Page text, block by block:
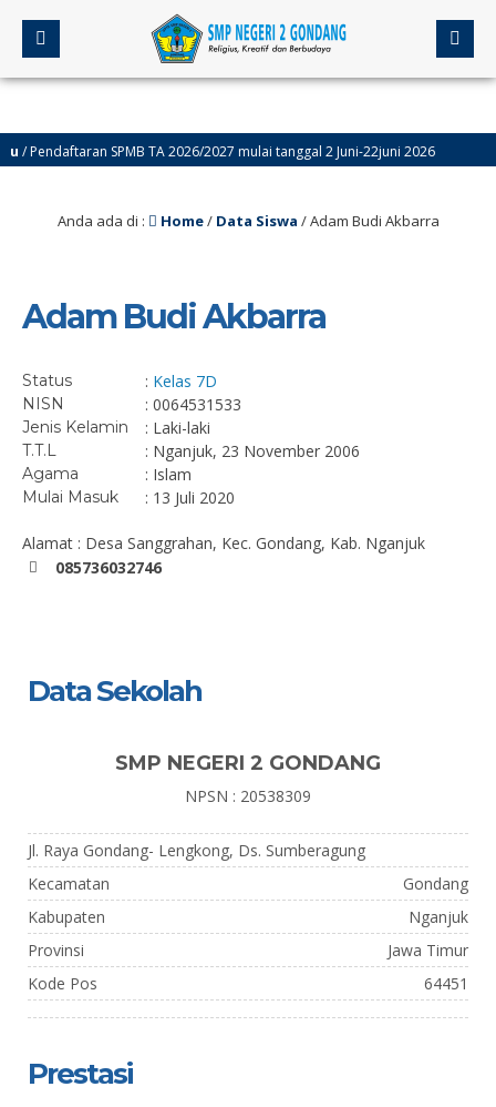
SPMB TA 2026/2027 mulai tanggal 2 Juni-22juni 2026
Anda ada di : Home/ Data Siswa /Adam Budi Akbarra
Adam Budi Akbarra
Status : Kelas 7D
NISN : 0064531533
Jenis Kelamin : Laki-laki
T.T.L : Nganjuk, 23 November 2006
Agama : Islam
Mulai Masuk : 13 Juli 2020
Alamat : Desa Sanggrahan, Kec. Gondang, Kab. Nganjuk
085736032746
Data Sekolah
SMP NEGERI 2 GONDANG
NPSN : 20538309
Jl. Raya Gondang- Lengkong, Ds. Sumberagung
Kecamatan
Gondang
Kabupaten
Nganjuk
Provinsi
Jawa Timur
Kode Pos
64451
Prestasi